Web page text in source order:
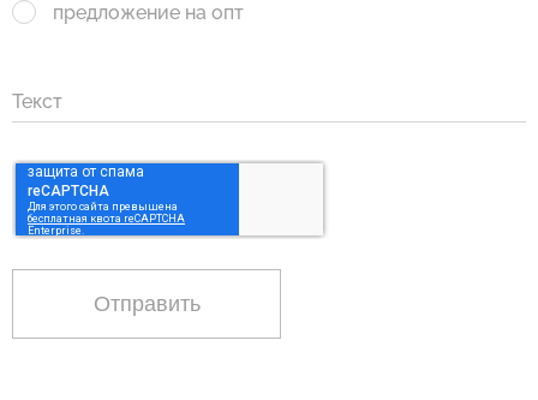
предложение на опт
Текст
Отправить